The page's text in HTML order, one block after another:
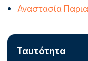
Αναστασία
Ταυτότητα